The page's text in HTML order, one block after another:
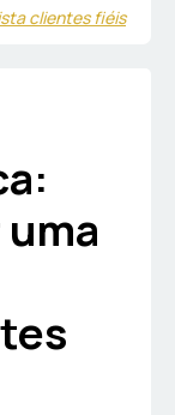
clientes fiéis